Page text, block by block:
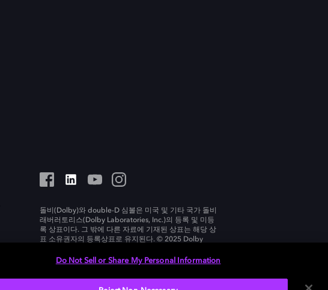
돌비(Dolby)와 double-D 심볼은 미국 및 기타 국가 돌비
래버러토리스(Dolby Laboratories, Inc.)의 등록 및 미등
록 상표이다. 그 밖에 다른 자료에 기재된 상표는 해당 상
표 소유권자의 등록상표로 유지된다. © 2025 Dolby
Do Not Sell or Share My Personal Information